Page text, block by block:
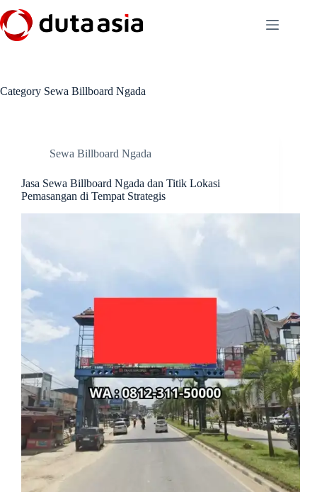
to
content
Category Sewa Billboard Ngada
Sewa Billboard Ngada
Jasa Sewa Billboard Ngada dan Titik Lokasi
Pemasangan di Tempat Strategis